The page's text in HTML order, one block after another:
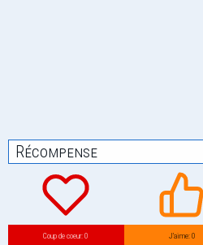
Récompense
Coup de coeur: 0 J’aime: 0